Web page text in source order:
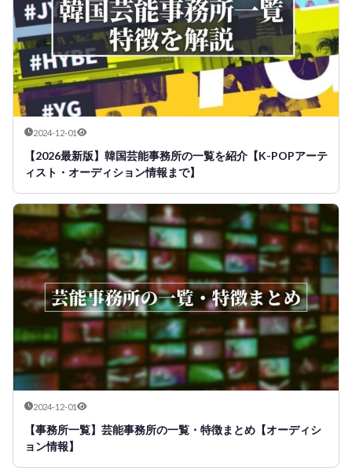
2024-12-01
【2026最新版】韓国芸能事務所の一覧を紹介【K-POPアーテ
ィスト・オーディション情報まで】
2024-12-01
【事務所一覧】芸能事務所の一覧・特徴まとめ【オーディシ
ョン情報】